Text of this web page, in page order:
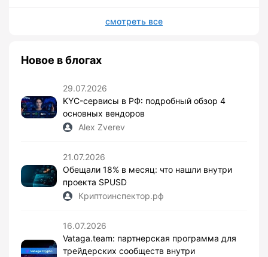
смотреть все
Новое в блогах
29.07.2026
KYC-сервисы в РФ: подробный обзор 4
основных вендоров
Alex Zverev
21.07.2026
Обещали 18% в месяц: что нашли внутри
проекта SPUSD
Криптоинспектор.рф
16.07.2026
Vataga.team: партнерская программа для
трейдерских сообществ внутри